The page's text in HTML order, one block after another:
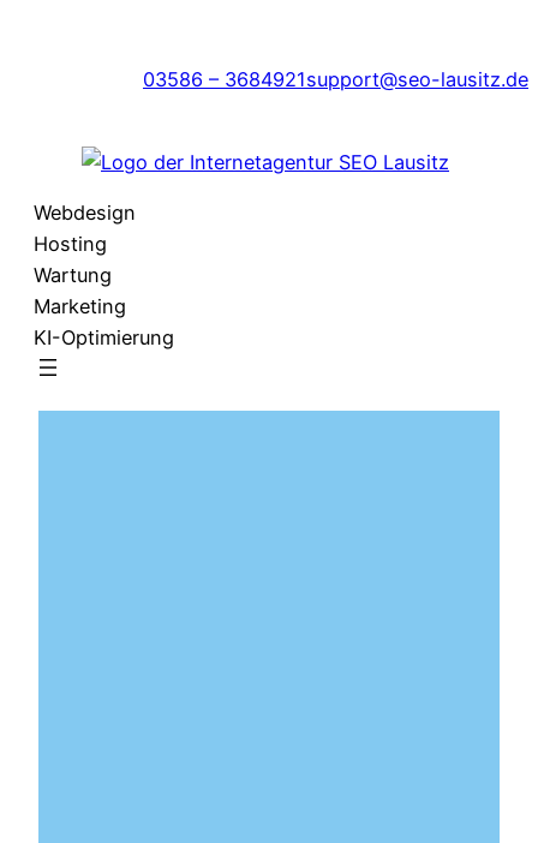
03586 – 3684921support@seo-lausitz.de
Webdesign
Hosting
Wartung
Marketing
KI-Optimierung